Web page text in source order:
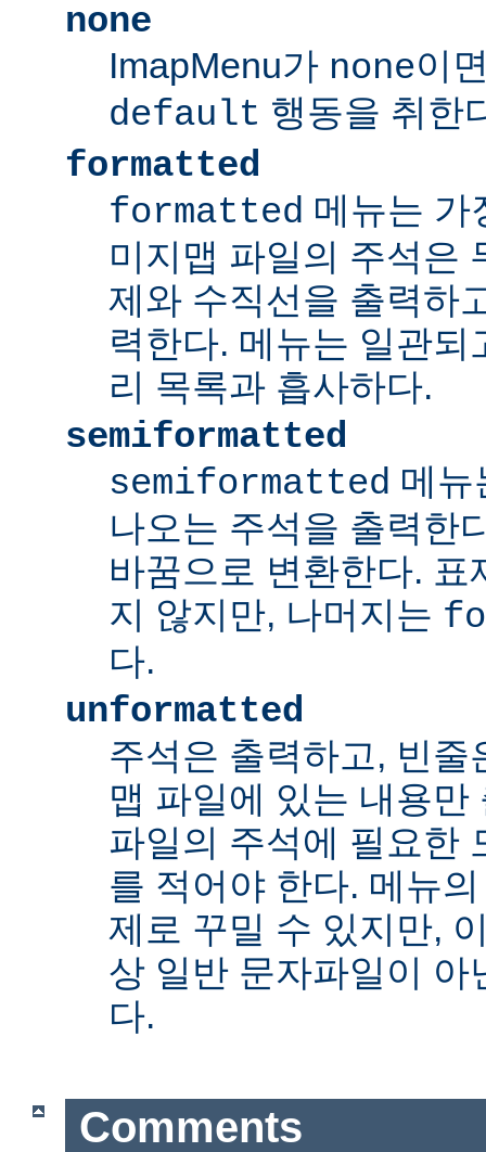
none
ImapMenu가 none이
default 행동을 취한
formatted
formatted 메뉴는 가
미지맵 파일의 주석은
제와 수직선을 출력하
력한다. 메뉴는 일관
리 목록과 흡사하다.
semiformatted
semiformatted 메뉴
나오는 주석을 출력한
바꿈으로 변환한다.
지 않지만, 나머지는
다.
unformatted
주석은 출력하고, 빈줄
맵 파일에 있는 내용
파일의 주석에 필요한
를 적어야 한다. 메뉴
제로 꾸밀 수 있지만,
상 일반 문자파일이 아
다.
Comments